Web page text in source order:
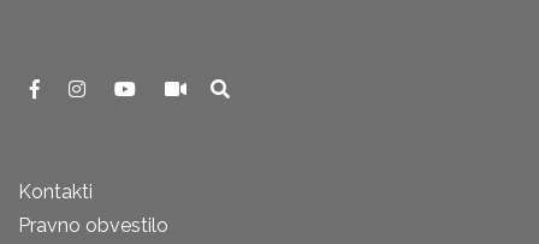
Kontakti
Pravno obvestilo